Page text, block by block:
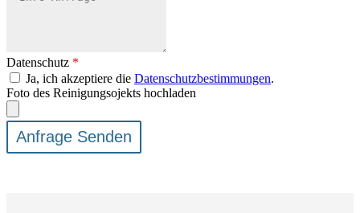
Datenschutz *
Ja, ich akzeptiere die Datenschutzbestimmungen.
Foto des Reinigungsojekts hochladen